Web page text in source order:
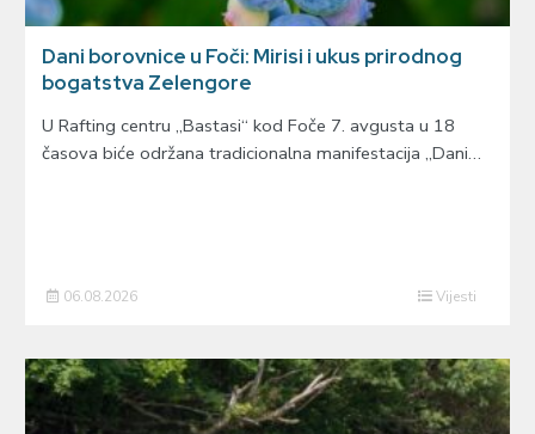
Dani borovnice u Foči: Mirisi i ukus prirodnog
bogatstva Zelengore
U Rafting centru „Bastasi“ kod Foče 7. avgusta u 18
časova biće održana tradicionalna manifestacija „Dani…
06.08.2026 Vijesti